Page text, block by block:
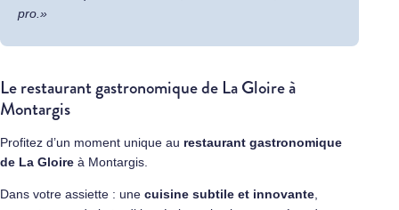
pro.»
Le restaurant gastronomique de La Gloire à
Montargis
Profitez d’un moment unique au restaurant gastronomique
de La Gloire à Montargis.
Dans votre assiette : une cuisine subtile et innovante